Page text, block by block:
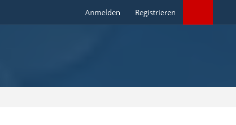
Anmelden Registrieren